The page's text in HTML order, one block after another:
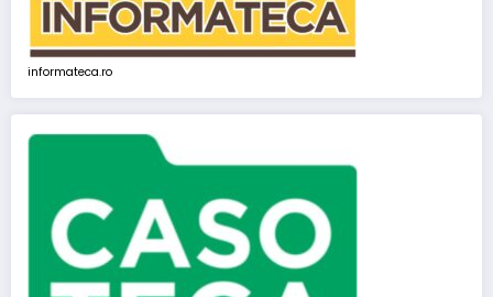
informateca.ro